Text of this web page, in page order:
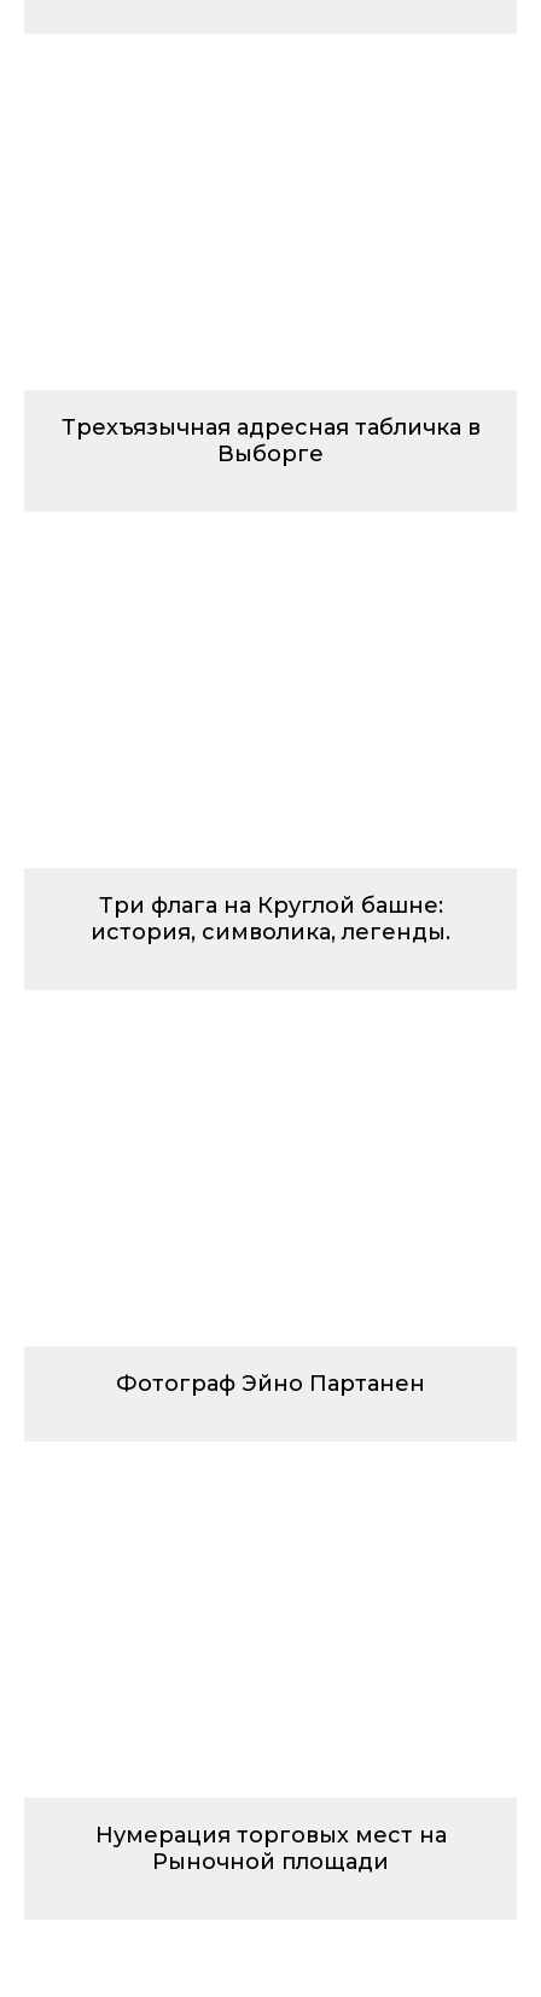
Трехъязычная адресная табличка в
Выборге
Три флага на Круглой башне:
история, символика, легенды.
Фотограф Эйно Партанен
Нумерация торговых мест на
Рыночной площади